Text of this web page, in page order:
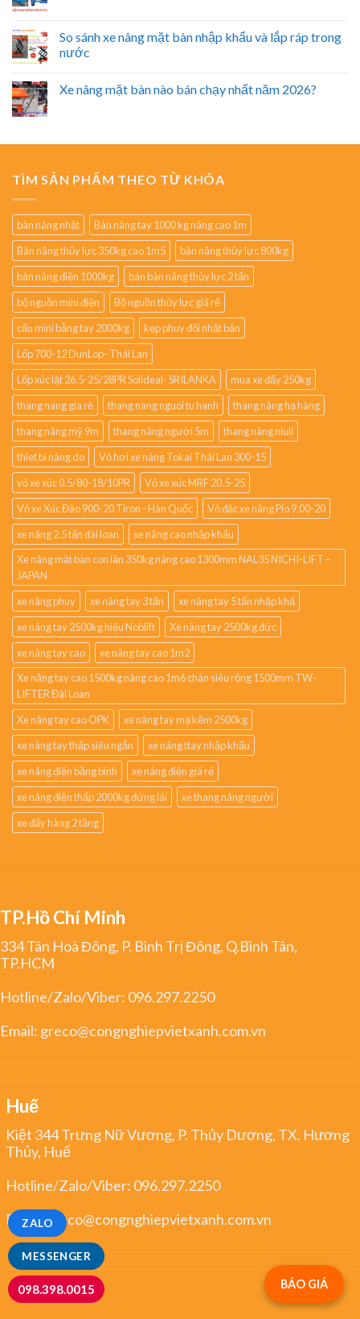
MESSENGER
ZALO
098.398.0015
So sánh xe nâng mặt bàn nhập khẩu và lắp ráp trong
nước
Xe nâng mặt bàn nào bán chạy nhất năm 2026?
TÌM SẢN PHẨM THEO TỪ KHÓA
bàn nâng nhật
Bàn nâng tay 1000 kg nâng cao 1m
Bàn nâng thủy lực 350kg cao 1m5
bàn nâng thủy lực 800kg
bàn nâng điện 1000kg
bán bàn nâng thủy lực 2 tấn
bộ nguồn mini điện
Bộ nguồn thủy lực giá rẻ
cẩu mini bằng tay 2000kg
kẹp phuy đôi nhật bản
Lốp 700-12 DunLop- Thái Lan
Lốp xúc lật 26.5-25/28PR Solideal- SRILANKA
mua xe đẩy 250kg
thang nang gia rẻ
thang nang nguoi tu hanh
thang nâng hạ hàng
thang nâng mỹ 9m
thang nâng người 5m
thang nâng niuli
thiet bi nâng do
Vỏ hơi xe nâng Tokai Thái Lan 300-15
vỏ xe xúc 0.5/80-18/10PR
Vỏ xe xúc MRF 20.5-25
Vỏ xe Xúc Đào 900-20 Tiron - Hàn Quốc
Vỏ đặc xe nâng Pio 9.00-20
xe nâng 2.5 tấn đài loan
xe nâng cao nhập khẩu
Xe nâng mặt bàn con lăn 350kg nâng cao 1300mm NAL35 NICHI-LIFT –
JAPAN
xe nâng phuy
xe nâng tay 3 tấn
xe nâng tay 5 tấn nhập khẩ
xe nâng tay 2500kg hiệu Noblift
Xe nâng tay 2500kg đức
xe nâng tay cao
xe nâng tay cao 1m2
Xe nâng tay cao 1500kg nâng cao 1m6 chân siêu rộng 1500mm TW-
LIFTER Đài Loan
Xe nâng tay cao OPK
xe nâng tay mạ kẽm 2500kg
xe nâng tay thấp siêu ngắn
xe nâng ttay nhập khẩu
xe nâng điện bằng bình
xe nâng điện giá rẻ
xe nâng điện thấp 2000kg đứng lái
xe thang nâng người
xe đẩy hàng 2 tầng
TP.Hồ Chí Minh
334 Tân Hoà Đông, P. Bình Trị Đông, Q.Bình Tân,
TP.HCM
Hotline/Zalo/Viber: 096.297.2250
Email: greco@congnghiepvietxanh.com.vn
Huế
Kiệt 344 Trưng Nữ Vương, P. Thủy Dương, TX. Hương
Thủy, Huế
Hotline/Zalo/Viber: 096.297.2250
Email:greco@congnghiepvietxanh.com.vn
BÁO GIÁ